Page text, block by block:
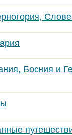
Босния и